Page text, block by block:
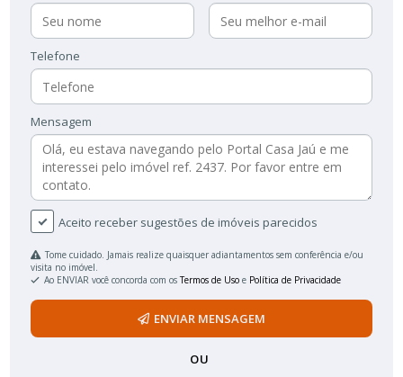
Telefone
Mensagem
Aceito receber sugestões de imóveis parecidos
Tome cuidado. Jamais realize quaisquer adiantamentos sem conferência e/ou
visita no imóvel.
Ao ENVIAR você concorda com osTermos de Uso e Política de Privacidade
ENVIAR MENSAGEM
OU